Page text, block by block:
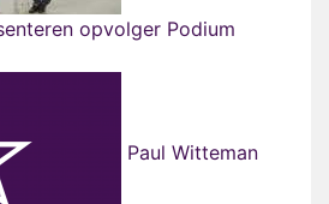
opvolger Podium
Paul Witteman